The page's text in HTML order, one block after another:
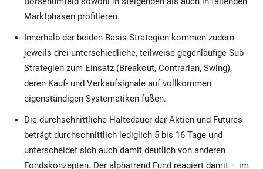
Marktphasen profitieren.
Innerhalb der beiden Basis-Strategien kommen zudem
jeweils drei unterschiedliche, teilweise gegenläufige Sub-
Strategien zum Einsatz (Breakout, Contrarian, Swing),
deren Kauf- und Verkaufsignale auf vollkommen
eigenständigen Systematiken fußen.
Die durchschnittliche Haltedauer der Aktien und Futures
beträgt durchschnittlich lediglich 5 bis 16 Tage und
unterscheidet sich auch damit deutlich von anderen
Fondskonzepten. Der alphatrend Fund reagiert damit – im